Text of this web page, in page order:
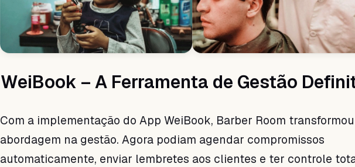
WeiBook – A Ferramenta de Gestão
Com a implementação do App WeiBook, Barber Room
abordagem na gestão. Agora podiam agendar compromissos
automaticamente, enviar lembretes aos clientes e ter controle